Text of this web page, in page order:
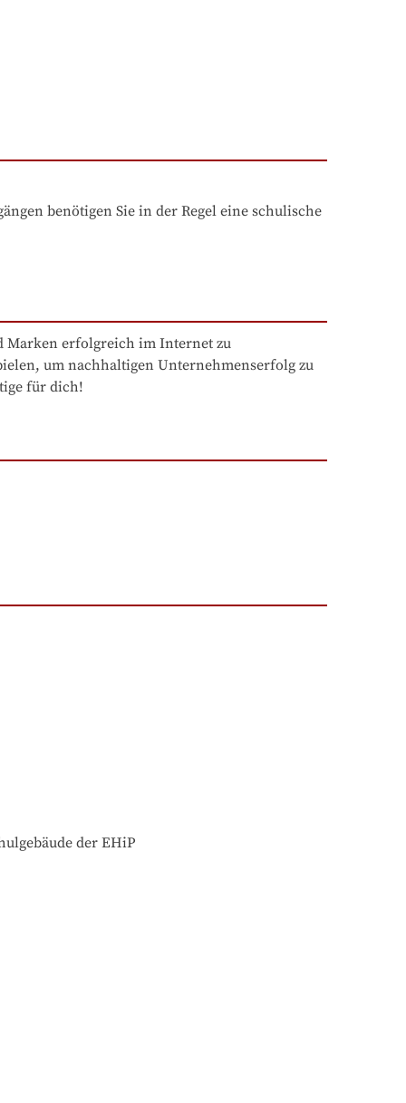
benötigen Sie in der Regel eine schulische
Marken erfolgreich im Internet zu
um nachhaltigen Unternehmenserfolg zu
für dich!